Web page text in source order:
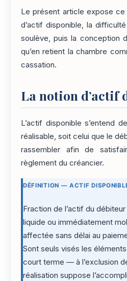
Le présent article expose
d’actif disponible, la difficulté
soulève, puis la conception
qu’en retient la chambre
cassation.
La notion d’actif
L’actif disponible s’entend
réalisable, soit celui que le
rassembler afin de
règlement du créancier.
DÉFINITION — ACTIF
Fraction de l’actif du
liquide ou immédiatement
affectée sans délai au
Sont seuls visés les
court terme — à l’exclusion
réalisation suppose